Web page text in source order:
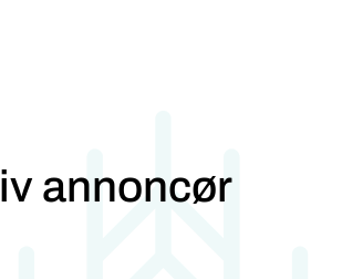
annoncør